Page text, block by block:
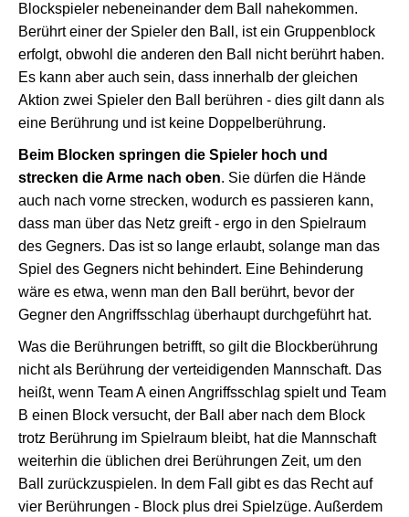
Blockspieler nebeneinander dem Ball nahekommen.
Berührt einer der Spieler den Ball, ist ein Gruppenblock
erfolgt, obwohl die anderen den Ball nicht berührt haben.
Es kann aber auch sein, dass innerhalb der gleichen
Aktion zwei Spieler den Ball berühren - dies gilt dann als
eine Berührung und ist keine Doppelberührung.
Beim Blocken springen die Spieler hoch und
strecken die Arme nach oben. Sie dürfen die Hände
auch nach vorne strecken, wodurch es passieren kann,
dass man über das Netz greift - ergo in den Spielraum
des Gegners. Das ist so lange erlaubt, solange man das
Spiel des Gegners nicht behindert. Eine Behinderung
wäre es etwa, wenn man den Ball berührt, bevor der
Gegner den Angriffsschlag überhaupt durchgeführt hat.
Was die Berührungen betrifft, so gilt die Blockberührung
nicht als Berührung der verteidigenden Mannschaft. Das
heißt, wenn Team A einen Angriffsschlag spielt und Team
B einen Block versucht, der Ball aber nach dem Block
trotz Berührung im Spielraum bleibt, hat die Mannschaft
weiterhin die üblichen drei Berührungen Zeit, um den
Ball zurückzuspielen. In dem Fall gibt es das Recht auf
vier Berührungen - Block plus drei Spielzüge. Außerdem